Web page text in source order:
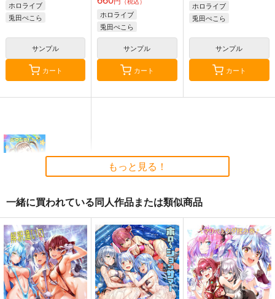
1,100円（税込）
サンプル
カート
ホロライブ
兎田ぺこら
小森めと
サンプル
カート
セール中 専売
雪花ラミィ
サンプル
カート
ホロライブ
兎田ぺこら
サンプル
カート
ホロライブ
兎田ぺこら
宝鐘マリン
サンプル
カート
ホロライブ
兎田ぺこら
サンプル
カート
ピタゴラリング
Z-Less
660円（税込）
化物語
八九寺真宵
神原駿河
千石撫子
もっと見る！
一緒に買われている同人作品または類似商品